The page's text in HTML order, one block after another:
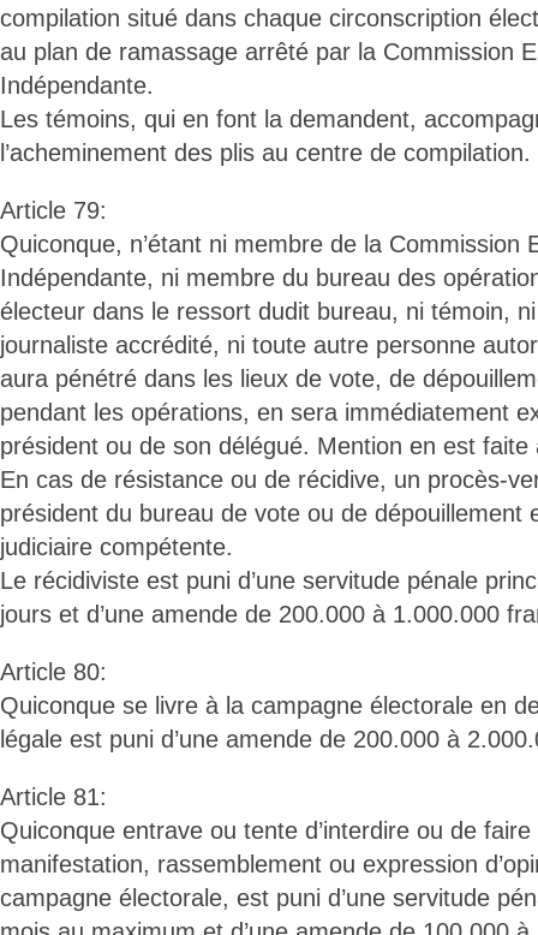
compilation situé dans chaque circonscription
au plan de ramassage arrêté par la Commission
Indépendante.
Les témoins, qui en font la demandent,
l’acheminement des plis au centre de compilation.
Article 79:
Quiconque, n’étant ni membre de la Commission
Indépendante, ni membre du bureau des
électeur dans le ressort dudit bureau, ni témoin,
journaliste accrédité, ni toute autre personne
aura pénétré dans les lieux de vote, de
pendant les opérations, en sera immédiatement
président ou de son délégué. Mention en est faite
En cas de résistance ou de récidive, un procès-
président du bureau de vote ou de dépouillement
judiciaire compétente.
Le récidiviste est puni d’une servitude pénale
jours et d’une amende de 200.000 à 1.000.000
Article 80:
Quiconque se livre à la campagne électorale en
légale est puni d’une amende de 200.000 à
Article 81:
Quiconque entrave ou tente d’interdire ou de
manifestation, rassemblement ou expression
campagne électorale, est puni d’une servitude